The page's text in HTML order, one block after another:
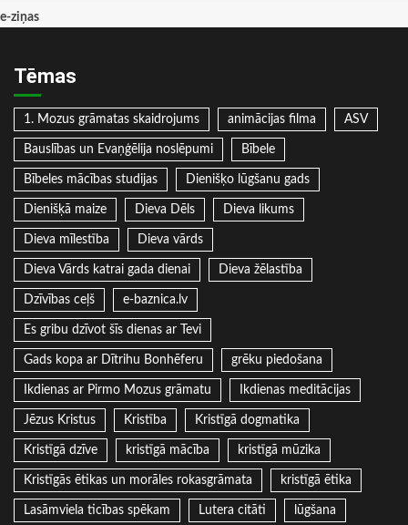
e-ziņas
Tēmas
1. Mozus grāmatas skaidrojums animācijas filma ASV
Bauslības un Evaņģēlija noslēpumi Bībele
Bībeles mācības studijas Dienišķo lūgšanu gads
Dienišķā maize Dieva Dēls Dieva likums
Dieva mīlestība Dieva vārds
Dieva Vārds katrai gada dienai Dieva žēlastība
Dzīvības ceļš e-baznica.lv
Es gribu dzīvot šīs dienas ar Tevi
Gads kopa ar Dītrihu Bonhēferu grēku piedošana
Ikdienas ar Pirmo Mozus grāmatu Ikdienas meditācijas
Jēzus Kristus Kristība Kristīgā dogmatika
Kristīgā dzīve kristīgā mācība kristīgā mūzika
Kristīgās ētikas un morāles rokasgrāmata kristīgā ētika
Lasāmviela ticības spēkam Lutera citāti lūgšana